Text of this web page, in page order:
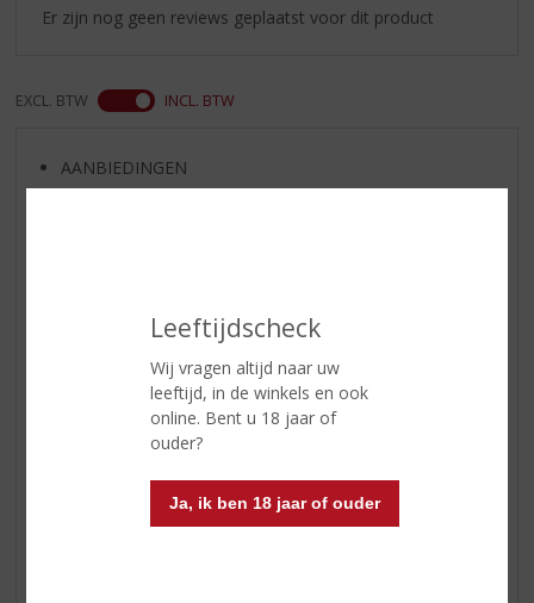
Leeftijdscheck
Wij vragen altijd naar uw
leeftijd, in de winkels en ook
online. Bent u 18 jaar of
ouder?
Ja, ik ben 18 jaar of ouder
Er zijn nog geen reviews geplaatst voor dit product
EXCL. BTW INCL. BTW
AANBIEDINGEN
SPIRIT VAN DE MAAND
EXCLUSIEF TOPSLIJTER
BIER SPECIALS
HUISSPECIALITEITEN